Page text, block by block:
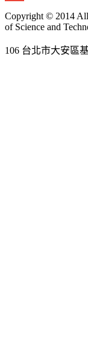
Gmail
Copyright © 2014
of Science and
106 台北市大安區